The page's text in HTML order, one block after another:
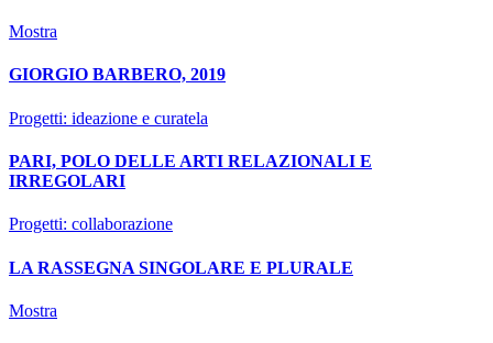
Mostra
GIORGIO BARBERO, 2019
Progetti: ideazione e curatela
PARI, POLO DELLE ARTI RELAZIONALI E
IRREGOLARI
Progetti: collaborazione
LA RASSEGNA SINGOLARE E PLURALE
Mostra